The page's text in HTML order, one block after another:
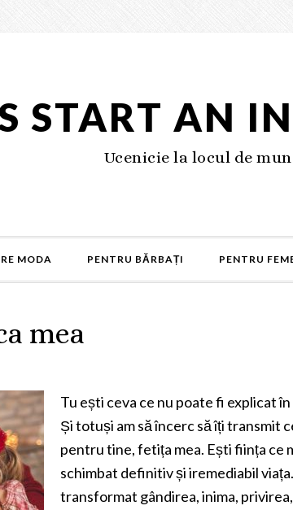
START AN
Ucenicie la locul de
MODA PENTRU BĂRBAȚI PENTRU
mea
Tu ești ceva ce nu poate fi explicat
Și totuși am să încerc să îți transmit
pentru tine, fetița mea. Ești ființa ce
schimbat definitiv și iremediabil
transformat gândirea, inima, privirea,